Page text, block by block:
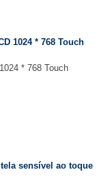
1024 * 768 Touch
* 768 Touch
sensível ao toque